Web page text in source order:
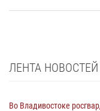
ЛЕНТА НОВОСТЕЙ
Во Владивостоке